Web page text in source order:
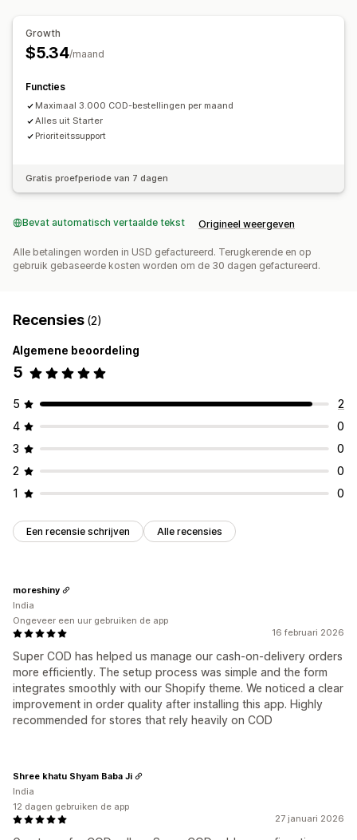
Growth
$5.34/maand
Functies
Maximaal 3.000 COD-bestellingen per maand
Alles uit Starter
Prioriteitssupport
Gratis proefperiode van 7 dagen
Bevat automatisch vertaalde tekst Origineel weergeven
Alle betalingen worden in USD gefactureerd. Terugkerende en op
gebruik gebaseerde kosten worden om de 30 dagen gefactureerd.
Recensies (2)
Algemene beoordeling
5
5
2
4
0
3
0
2
0
1
0
Een recensie schrijven Alle recensies
16 februari 2026
Super COD has helped us manage our cash-on-delivery orders
more efficiently. The setup process was simple and the form
integrates smoothly with our Shopify theme. We noticed a clear
improvement in order quality after installing this app. Highly
recommended for stores that rely heavily on COD
moreshiny
India
Ongeveer een uur gebruiken de app
27 januari 2026
Shree khatu Shyam Baba Ji
India
12 dagen gebruiken de app